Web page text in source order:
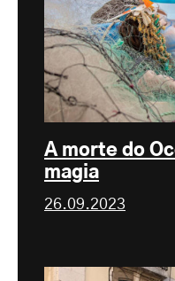
A morte do
magia
26.09.2023